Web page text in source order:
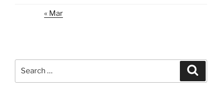
« Mar